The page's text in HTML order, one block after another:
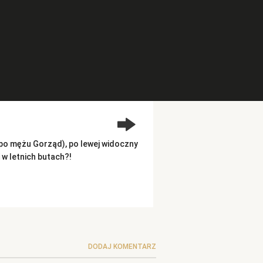
mężu Gorząd), po lewej widoczny
w letnich butach?!
DODAJ KOMENTARZ